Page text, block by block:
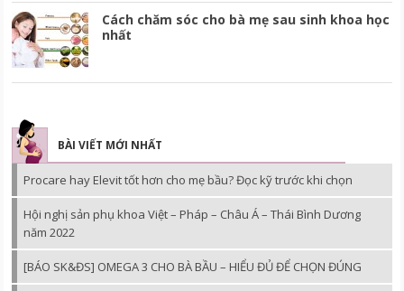
Cách chăm sóc cho bà mẹ sau sinh khoa học
nhất
BÀI VIẾT MỚI NHẤT
Procare hay Elevit tốt hơn cho mẹ bầu? Đọc kỹ trước khi chọn
Hội nghị sản phụ khoa Việt – Pháp – Châu Á – Thái Bình Dương
năm 2022
[BÁO SK&ĐS] OMEGA 3 CHO BÀ BẦU – HIỂU ĐỦ ĐỂ CHỌN ĐÚNG